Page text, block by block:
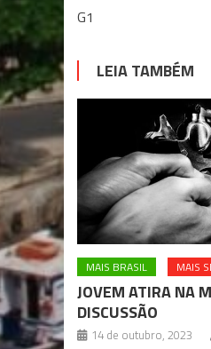
G1
LEIA TAMBÉM
MAIS BRASIL MAIS
JOVEM ATIRA NA
DISCUSSÃO
14 de outubro, 2023